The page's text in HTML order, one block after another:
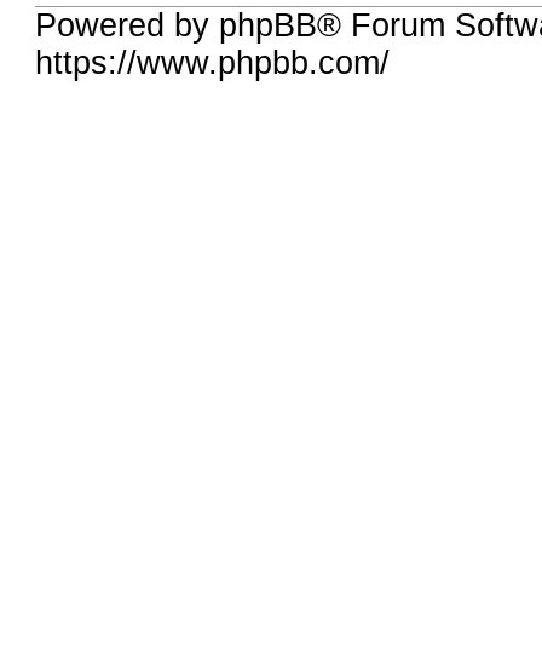
Powered by phpBB® Forum
https://www.phpbb.com/